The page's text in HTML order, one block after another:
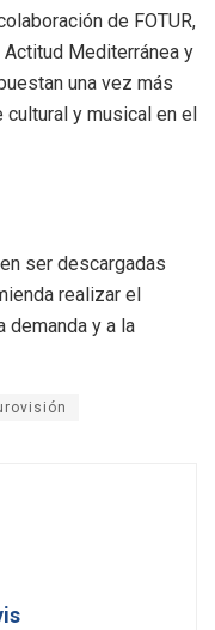
de FOTUR,
Actitud Mediterránea y
una vez más
cultural y musical en el
ser descargadas
realizar el
demanda y a la